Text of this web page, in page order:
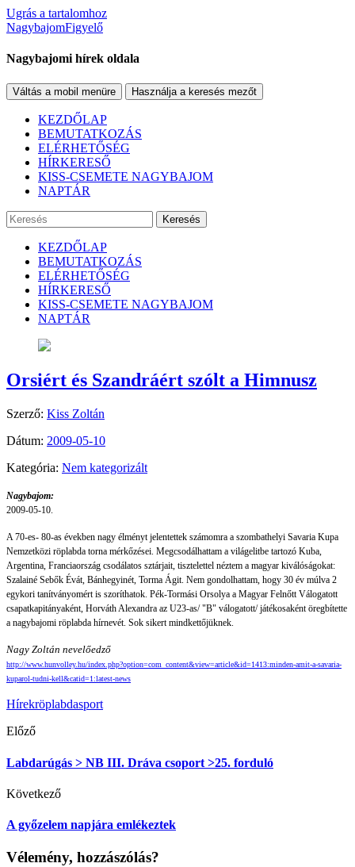
Ugrás a tartalomhoz
NagybajomFigyelő
Nagybajomi hírek oldala
Váltás a mobil menüre Használja a keresés mezőt
KEZDŐLAP
BEMUTATKOZÁS
ELÉRHETŐSÉG
HÍRKERESŐ
KISS-CSEMETE NAGYBAJOM
NAPTÁR
Keresés
KEZDŐLAP
BEMUTATKOZÁS
ELÉRHETŐSÉG
HÍRKERESŐ
KISS-CSEMETE NAGYBAJOM
NAPTÁR
Orsiért és Szandráért szólt a Himnusz
Szerző: Kiss Zoltán
Dátum: 2009-05-10
Kategória: Nem kategorizált
Nagybajom:
2009-05-10.
A 70-es- 80-as években nagy élményt jelentettek számomra a szombathelyi Savaria Kupa
Nemzetközi röplabda torna mérkőzései. Megcsodálhattam a világelitbe tartozó Kuba,
Argentina, Franciaország csodálatos sztárjait, tisztelettel néztem a magyar kiválóságokat:
Szalainé Sebők Évát, Bánhegyinét, Torma Ágit. Nem gondolhattam, hogy 30 év múlva 2
egykori tanítványomért is szoríthatok. Pék-Tormási Orsolya a Magyar Felnőtt Válogatott
csapatkapitányaként, Horváth Alexandra az U23-as/ "B" válogatott/ játékosaként öregbítette
a nagybajomi röplabda hírnevét. Sok sikert mindkettőjüknek.
Nagy Zoltán nevelőedző
http://www.hunvolley.hu/index.php?option=com_content&view=article&id=1413:minden-amit-a-savaria-
kuparol-tudni-kell&catid=1:latest-news
Hírekröplabdasport
Előző
Labdarúgás > NB III. Dráva csoport >25. forduló
Következő
A győzelem napjára emlékeztek
Vélemény, hozzászólás?